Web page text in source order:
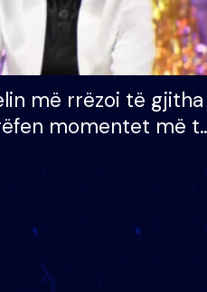
më rrëzoi të gjitha
momentet më
mëngjesit kur…